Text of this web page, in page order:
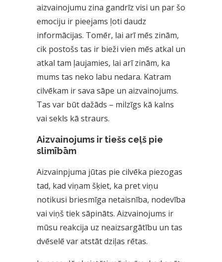
aizvainojumu zina gandrīz visi un par šo
emociju ir pieejams ļoti daudz
informācijas. Tomēr, lai arī mēs zinām,
cik postošs tas ir bieži vien mēs atkal un
atkal tam ļaujamies, lai arī zinām, ka
mums tas neko labu nedara. Katram
cilvēkam ir sava sāpe un aizvainojums.
Tas var būt dažāds – milzīgs kā kalns
vai sekls kā straurs.
Aizvainojums ir tiešs ceļš pie
slimībām
Aizvainpjuma jūtas pie cilvēka piezogas
tad, kad viņam šķiet, ka pret viņu
notikusi briesmīga netaisnība, nodevība
vai viņš tiek sāpināts. Aizvainojums ir
mūsu reakcija uz neaizsargātību un tas
dvēselē var atstāt dziļas rētas.